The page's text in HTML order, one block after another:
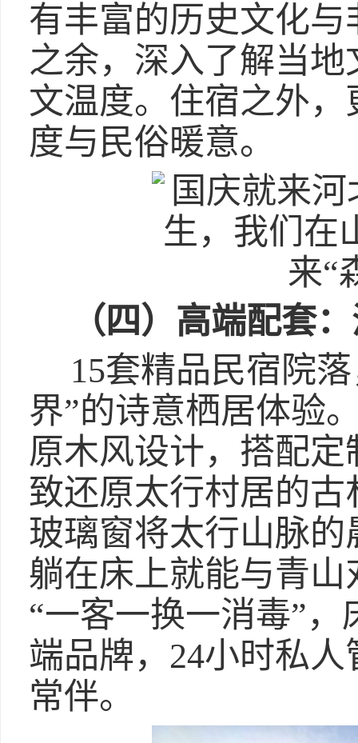
有丰富的历史文化
之余，深入了解当
文温度。住宿之外
度与民俗暖意。
（四） 高端配套：
15套精品民宿院
界”的诗意栖居体验
原木风设计，搭配
致还原太行村居的
玻璃窗将太行山脉的
躺在床上就能与青
“一客一换一消毒”
端品牌，24小时私
常伴。